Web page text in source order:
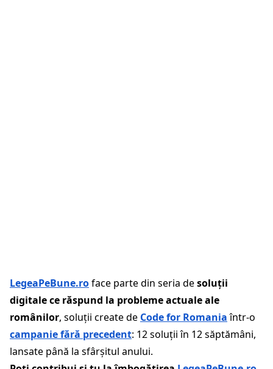
LegeaPeBune.roface parte din seria desoluții
digitale ce răspund la probleme actuale ale
românilor, soluții create de Code for Romaniaîntr-o
campanie fără precedent: 12 soluții în 12 săptămâni,
lansate până la sfârșitul anului.